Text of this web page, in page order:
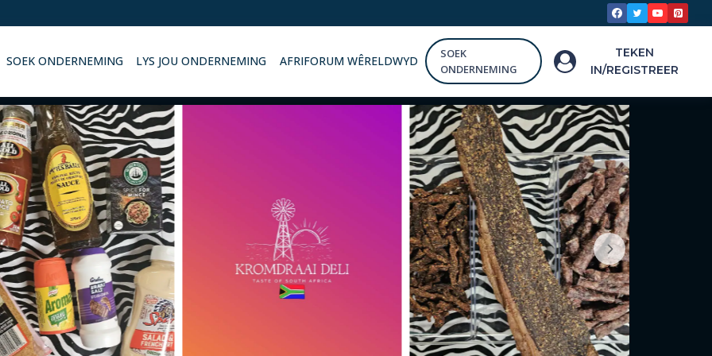
SOEK ONDERNEMING LYS JOU ONDERNEMING AFRIFORUM WÊRELDWYD
SOEK
ONDERNEMING
TEKEN
IN/REGISTREER